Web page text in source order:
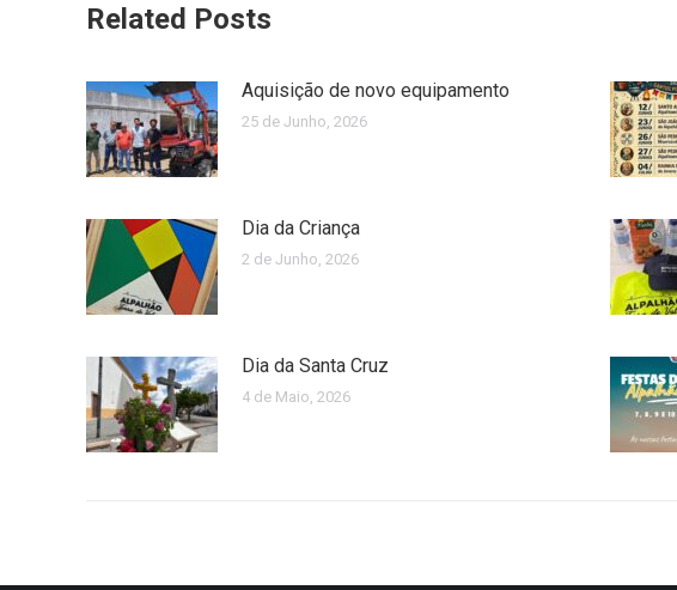
Related Posts
Aquisição de novo equipamento
25 de Junho, 2026
Dia da Criança
2 de Junho, 2026
Dia da Santa Cruz
4 de Maio, 2026